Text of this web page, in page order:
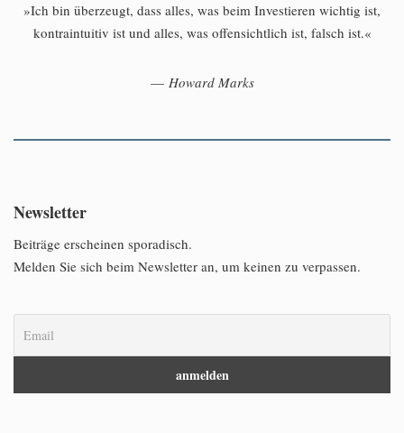
»Ich bin überzeugt, dass alles, was beim Investieren wichtig ist,
kontraintuitiv ist und alles, was offensichtlich ist, falsch ist.«
— Howard Marks
Newsletter
Beiträge erscheinen sporadisch.
Melden Sie sich beim Newsletter an, um keinen zu verpassen.